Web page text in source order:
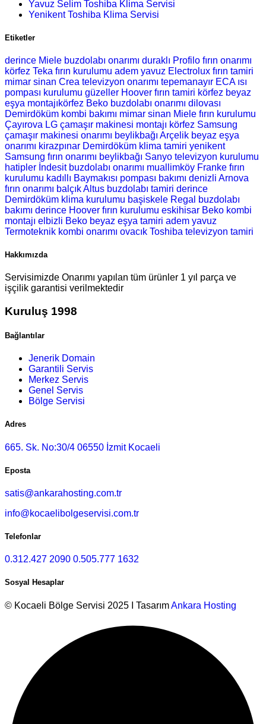
Yavuz Selim Toshiba Klima Servisi
Yenikent Toshiba Klima Servisi
Etiketler
derince Miele buzdolabı onarımı duraklı Profilo fırın onarımı
körfez Teka fırın kurulumu adem yavuz Electrolux fırın tamiri
mimar sinan Crea televizyon onarımı tepemanayır ECA ısı
pompası kurulumu güzeller Hoover fırın tamiri körfez beyaz
eşya montajıkörfez Beko buzdolabı onarımı dilovası
Demirdöküm kombi bakımı mimar sinan Miele fırın kurulumu
Çayırova LG çamaşır makinesi montajı körfez Samsung
çamaşır makinesi onarımı beylikbağı Arçelik beyaz eşya
onarımı kirazpınar Demirdöküm klima tamiri yenikent
Samsung fırın onarımı beylikbağı Sanyo televizyon kurulumu
hatipler İndesit buzdolabı onarımı muallimköy Franke fırın
kurulumu kadıllı Baymakısı pompası bakımı denizli Arnova
fırın onarımı balçık Altus buzdolabı tamiri derince
Demirdöküm klima kurulumu başiskele Regal buzdolabı
bakımı derince Hoover fırın kurulumu eskihisar Beko kombi
montajı elbizli Beko beyaz eşya tamiri adem yavuz
Termoteknik kombi onarımı ovacık Toshiba televizyon tamiri
Hakkımızda
Servisimizde Onarımı yapılan tüm ürünler 1 yıl parça ve
işçilik garantisi verilmektedir
Kuruluş 1998
Bağlantılar
Jenerik Domain
Garantili Servis
Merkez Servis
Genel Servis
Bölge Servisi
Adres
665. Sk. No:30/4 06550 İzmit Kocaeli
Eposta
satis@ankarahosting.com.tr
info@kocaelibolgeservisi.com.tr
Telefonlar
0.312.427 2090 0.505.777 1632
Sosyal Hesaplar
© Kocaeli Bölge Servisi 2025 I TasarımAnkara Hosting